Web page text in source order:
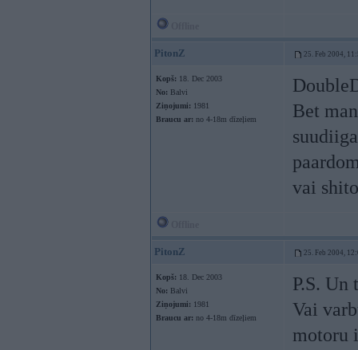
PitonZ 25. Feb 2004,
Kopš: 18. Dec 2003
No: Balvi
Ziņojumi: 1981
Braucu ar: no 4-18m dīzeļiem
Bet
vai
PitonZ 25. Feb 2004,
Kopš: 18. Dec 2003
No: Balvi
Ziņojumi: 1981
Braucu ar: no 4-18m dīzeļiem
P.S.
Vai
motoru